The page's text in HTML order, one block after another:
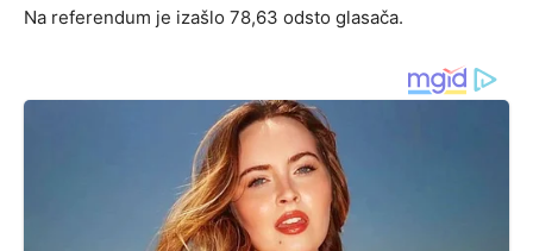
Na referendum je izašlo 78,63 odsto glasača.